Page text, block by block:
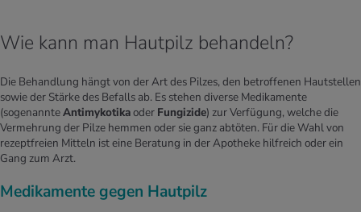
Wie kann man Hautpilz behandeln?
Die Behandlung hängt von der Art des Pilzes, den betroffenen Hautstellen
sowie der Stärke des Befalls ab. Es stehen diverse Medikamente
(sogenannteAntimykotikaoder Fungizide) zur Verfügung, welche die
Vermehrung der Pilze hemmen oder sie ganz abtöten. Für die Wahl von
rezeptfreien Mitteln ist eine Beratung in der Apotheke hilfreich oder ein
Gang zum Arzt.
Medikamente gegen Hautpilz